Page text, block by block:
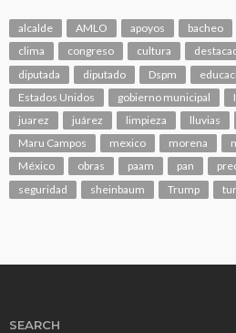
alcalde AMLO apoyos bacheo
clima
congreso cultura
diputada
diputado Dspm
Estados Unidos
gobierno municipal
juarez
juárez limpieza lluvias
Maru Campos
mexico morena
México
obras paam pan
seguridad
sheinbaum Trump
SEARCH